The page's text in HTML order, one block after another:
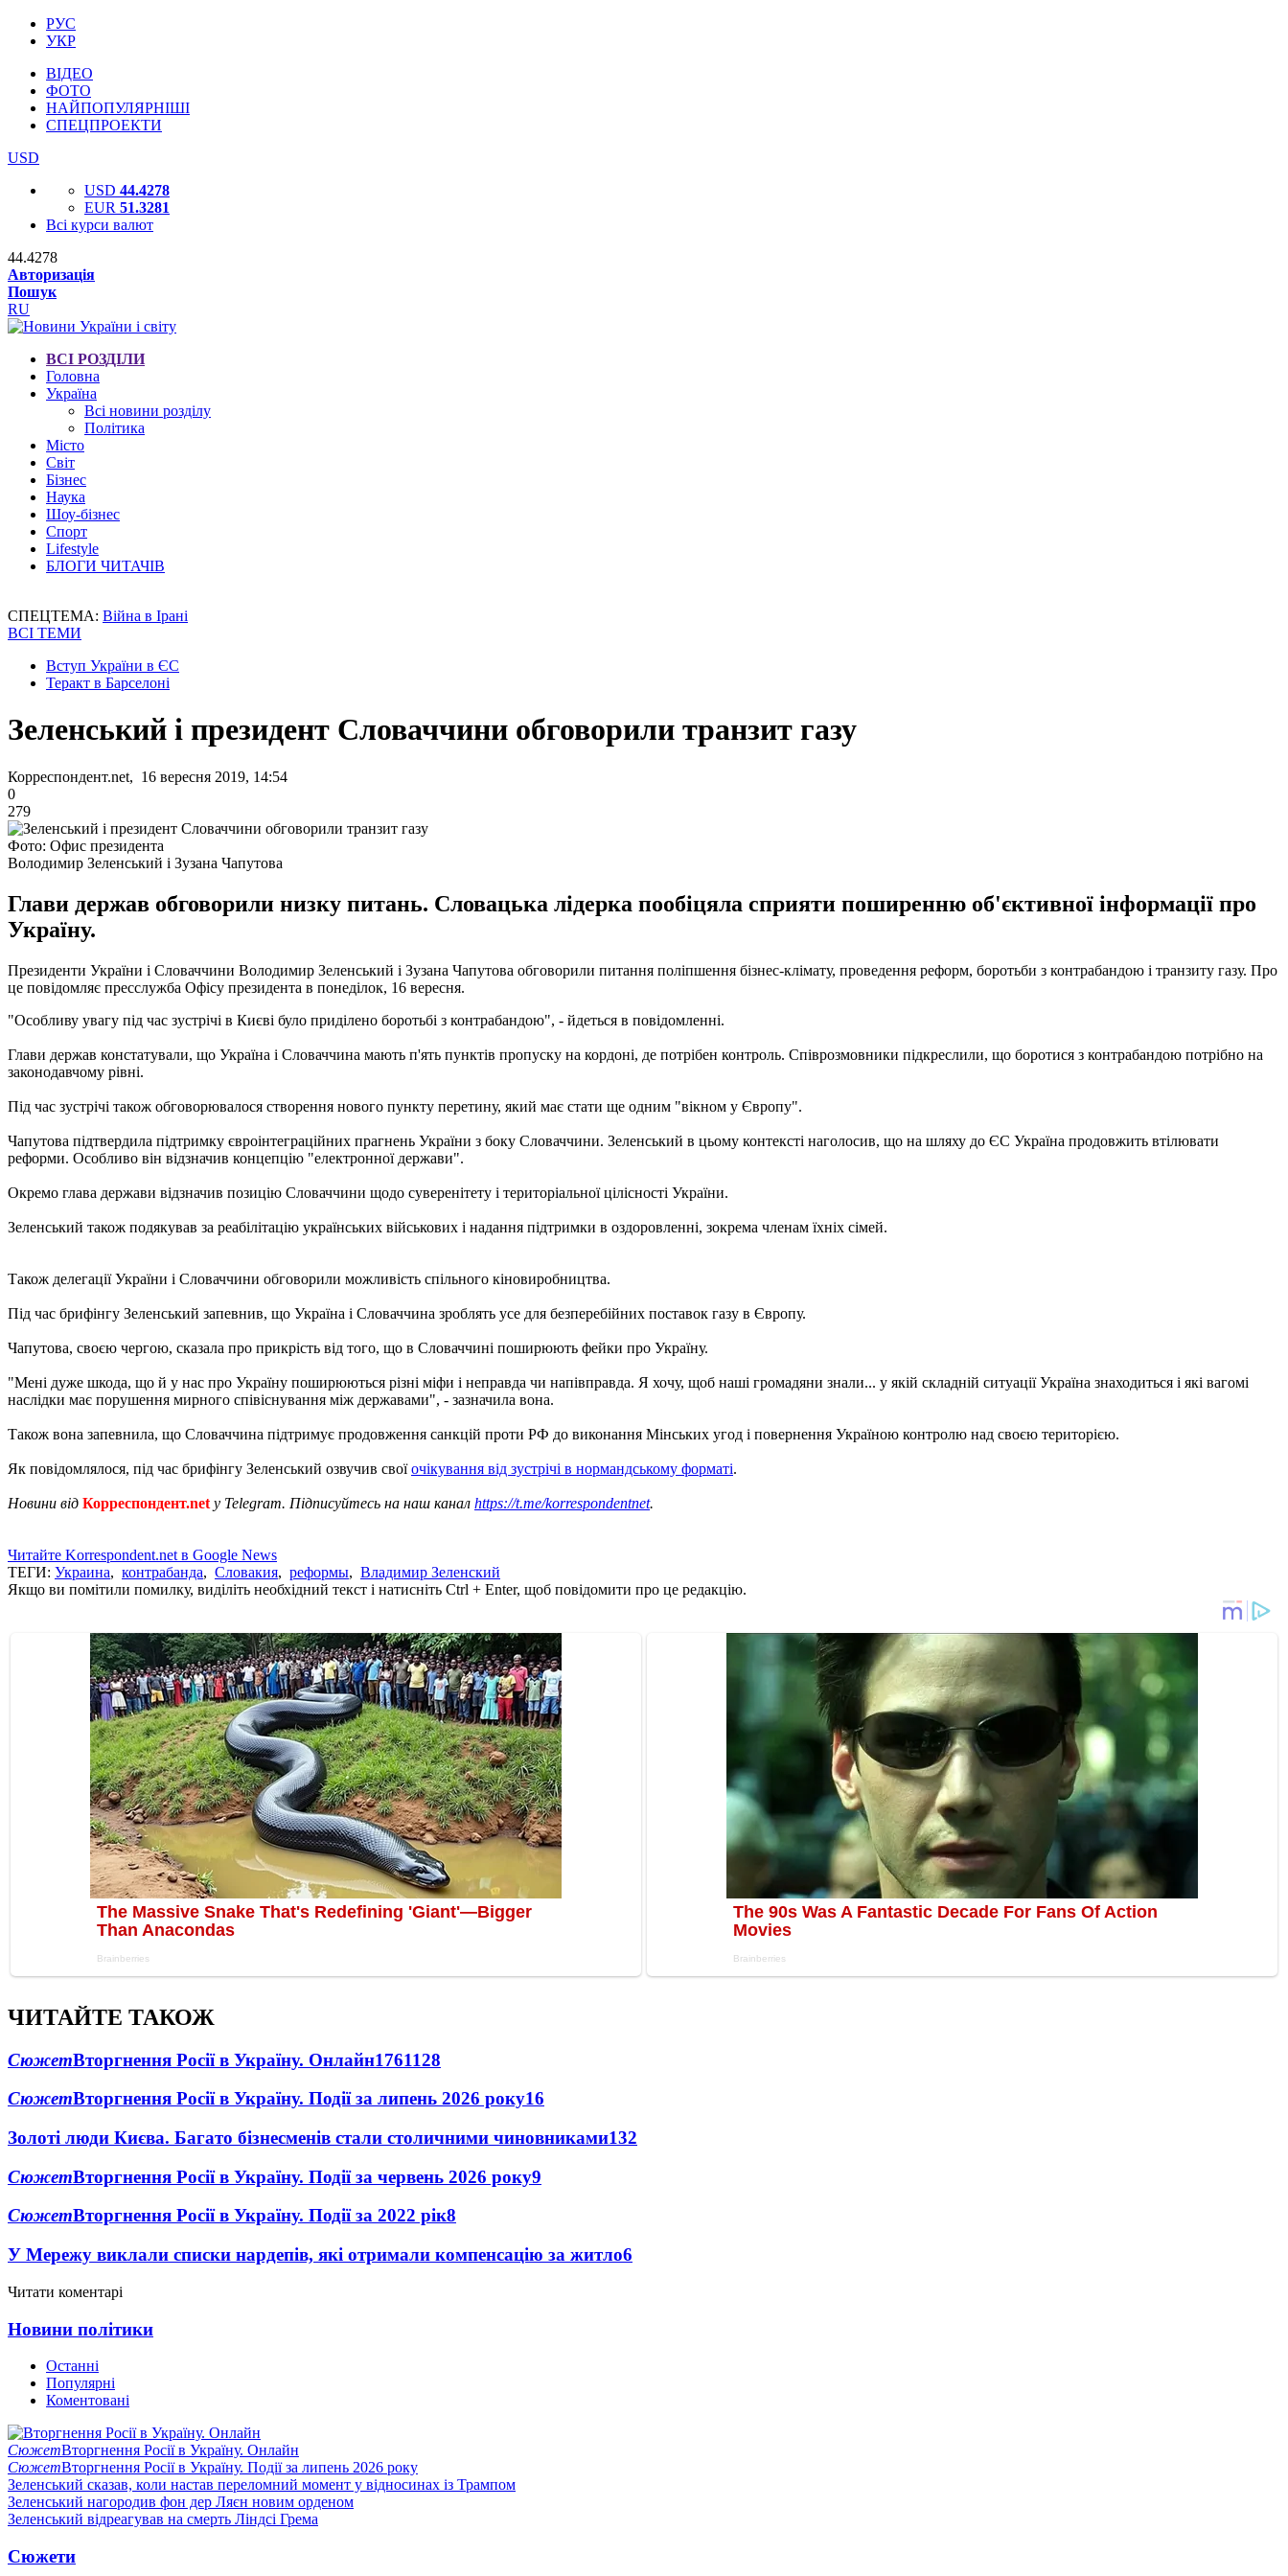
РУС
УКР
ВІДЕО
ФОТО
НАЙПОПУЛЯРНІШІ
СПЕЦПРОЕКТИ
USD
USD 44.4278
EUR 51.3281
Всі курси валют
44.4278
Авторизація
Пошук
RU
ВСІ РОЗДІЛИ
Головна
Україна
Всі новини розділу
Політика
Місто
Світ
Бізнес
Наука
Шоу-бізнес
Спорт
Lifestyle
БЛОГИ ЧИТАЧІВ
СПЕЦТЕМА: Війна в Ірані
ВСІ ТЕМИ
Вступ України в ЄС
Теракт в Барселоні
Зеленський і президент Словаччини обговорили транзит газу
Корреспондент.net, 16 вересня 2019, 14:54
0
279
Фото: Офис президента
Володимир Зеленський і Зузана Чапутова
Глави держав обговорили низку питань. Словацька лідерка пообіцяла сприяти поширенню об'єктивної інформації про
Україну.
Президенти України і Словаччини Володимир Зеленський і Зузана Чапутова обговорили питання поліпшення бізнес-клімату, проведення реформ, боротьби з контрабандою і транзиту газу. Про
це повідомляє пресслужба Офісу президента в понеділок, 16 вересня.
"Особливу увагу під час зустрічі в Києві було приділено боротьбі з контрабандою", - йдеться в повідомленні.
Глави держав констатували, що Україна і Словаччина мають п'ять пунктів пропуску на кордоні, де потрібен контроль. Співрозмовники підкреслили, що боротися з контрабандою потрібно на
законодавчому рівні.
Під час зустрічі також обговорювалося створення нового пункту перетину, який має стати ще одним "вікном у Європу".
Чапутова підтвердила підтримку євроінтеграційних прагнень України з боку Словаччини. Зеленський в цьому контексті наголосив, що на шляху до ЄС Україна продовжить втілювати
реформи. Особливо він відзначив концепцію "електронної держави".
Окремо глава держави відзначив позицію Словаччини щодо суверенітету і територіальної цілісності України.
Зеленський також подякував за реабілітацію українських військових і надання підтримки в оздоровленні, зокрема членам їхніх сімей.
Також делегації України і Словаччини обговорили можливість спільного кіновиробництва.
Під час брифінгу Зеленський запевнив, що Україна і Словаччина зроблять усе для безперебійних поставок газу в Європу.
Чапутова, своєю чергою, сказала про прикрість від того, що в Словаччині поширюють фейки про Україну.
"Мені дуже шкода, що й у нас про Україну поширюються різні міфи і неправда чи напівправда. Я хочу, щоб наші громадяни знали... у якій складній ситуації Україна знаходиться і які вагомі
наслідки має порушення мирного співіснування між державами", - зазначила вона.
Також вона запевнила, що Словаччина підтримує продовження санкцій проти РФ до виконання Мінських угод і повернення Україною контролю над своєю територією.
Як повідомлялося, під час брифінгу Зеленський озвучив своїочікування від зустрічі в нормандському форматі.
Новини від Корреспондент.net у Telegram. Підписуйтесь на наш канал https://t.me/korrespondentnet.
Читайте Korrespondent.net в Google News
ТЕГИ: Украина, контрабанда, Словакия, реформы, Владимир Зеленский
Якщо ви помітили помилку, виділіть необхідний текст і натисніть Ctrl + Enter, щоб повідомити про це редакцію.
ЧИТАЙТЕ ТАКОЖ
СюжетВторгнення Росії в Україну. Онлайн1761128
СюжетВторгнення Росії в Україну. Події за липень 2026 року16
Золоті люди Києва. Багато бізнесменів стали столичними чиновниками132
СюжетВторгнення Росії в Україну. Події за червень 2026 року9
СюжетВторгнення Росії в Україну. Події за 2022 рік8
У Мережу виклали списки нардепів, які отримали компенсацію за житло6
Читати коментарі
Новини політики
Останні
Популярні
Коментовані
СюжетВторгнення Росії в Україну. Онлайн
СюжетВторгнення Росії в Україну. Події за липень 2026 року
Зеленський сказав, коли настав переломний момент у відносинах із Трампом
Зеленський нагородив фон дер Ляєн новим орденом
Зеленський відреагував на смерть Ліндсі Грема
Сюжети